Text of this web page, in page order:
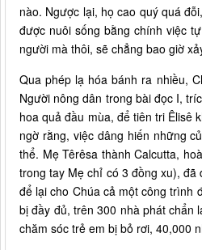
nào. Ngược lại, họ cao quý quá
được nuôi sống bằng chính việc
người mà thôi, sẽ chẳng bao giờ
Qua phép lạ hóa bánh ra nhiều,
Người nông dân trong bài đọc I,
hoa quả đầu mùa, để tiên tri Êlisê
ngờ rằng, việc dâng hiến những
thể. Mẹ Têrêsa thành Calcutta,
trong tay Mẹ chỉ có 3 đồng xu),
để lại cho Chúa cả một công trình
bị đầy đủ, trên 300 nhà phát chẩn
chăm sóc trẻ em bị bỏ rơi, 40,000